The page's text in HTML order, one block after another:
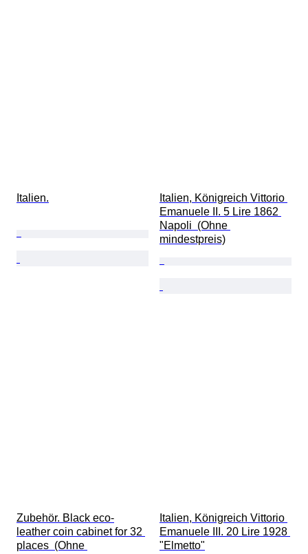
Italien.
Italien, Königreich Vittorio
Emanuele II. 5 Lire 1862
Napoli  (Ohne
mindestpreis)
Zubehör. Black eco-
leather coin cabinet for 32
places  (Ohne
Italien, Königreich Vittorio
Emanuele III. 20 Lire 1928
"Elmetto"